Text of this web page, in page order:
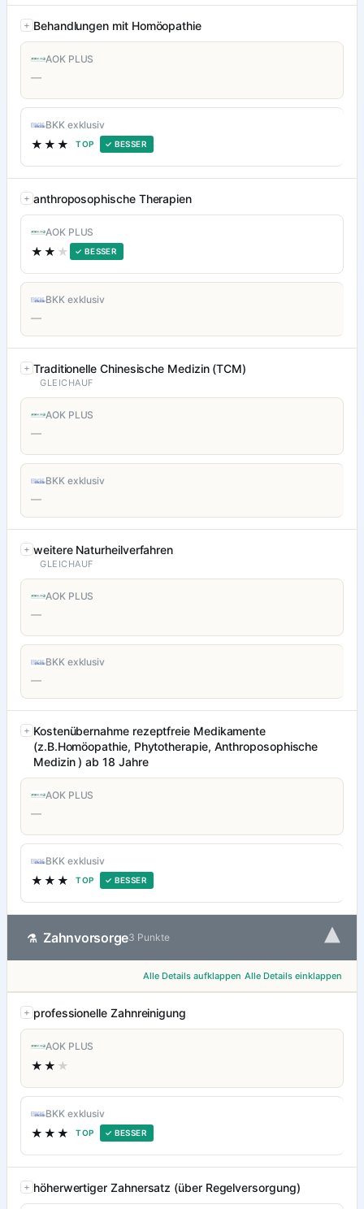
Behandlungen mit Homöopathie
AOK PLUS
—
BKK exklusiv
★★★ TOP ✓ BESSER
anthroposophische Therapien
AOK PLUS
★★ ★ ✓ BESSER
BKK exklusiv
—
Traditionelle Chinesische Medizin (TCM)
GLEICHAUF
AOK PLUS
—
BKK exklusiv
—
weitere Naturheilverfahren
GLEICHAUF
AOK PLUS
—
BKK exklusiv
—
Kostenübernahme rezeptfreie Medikamente
(z.B.Homöopathie, Phytotherapie, Anthroposophische
Medizin ) ab 18 Jahre
AOK PLUS
—
BKK exklusiv
★★★ TOP ✓ BESSER
⚗ Zahnvorsorge3 Punkte ▾
Alle Details aufklappen Alle Details einklappen
professionelle Zahnreinigung
AOK PLUS
★★ ★
BKK exklusiv
★★★ TOP ✓ BESSER
höherwertiger Zahnersatz (über Regelversorgung)